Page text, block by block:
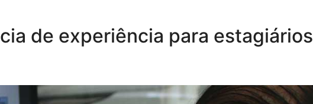
de experiência para estagiários